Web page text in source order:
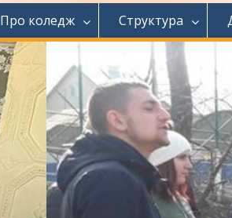
Про коледж Структура